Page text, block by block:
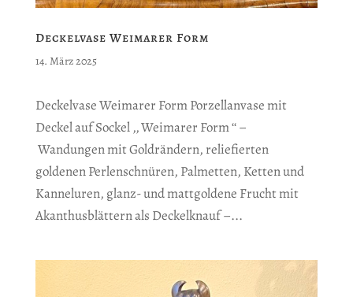
Deckelvase Weimarer Form
14. März 2025
Deckelvase Weimarer Form Porzellanvase mit
Deckel auf Sockel ‚‚ Weimarer Form ‘‘ –
Wandungen mit Goldrändern, reliefierten
goldenen Perlenschnüren, Palmetten, Ketten und
Kanneluren, glanz- und mattgoldene Frucht mit
Akanthusblättern als Deckelknauf –...